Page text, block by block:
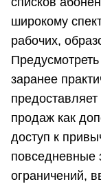
широкому
рабочих,
заранее
продаж как
доступ к
повседневные
ограничений,